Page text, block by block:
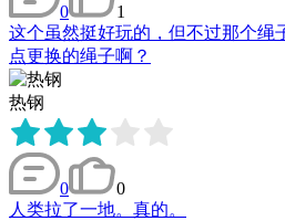
0
1
这个虽然挺好玩的，但不过那个绳
点更换的绳子啊？
热钢
0
0
人类拉了一地。真的。